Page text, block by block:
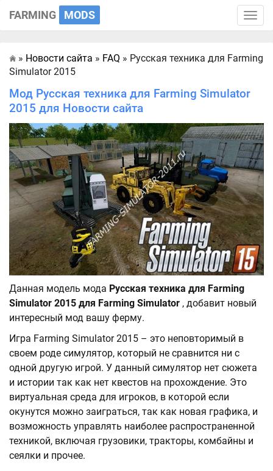
Toggle
FARMING MODS
Главная
» Новости сайта » FAQ » Русская техника для Farming
Simulator 2015
Мод Русская техника для Farming Simulator
2015 для Новости сайта
Данная модель мода Русская техника для Farming
Simulator 2015 для Farming Simulator , добавит новый
интересный мод вашу ферму.
Игра Farming Simulator 2015 – это неповторимый в
своем роде симулятор, который не сравнится ни с
одной другую игрой. У данный симулятор нет сюжета
и истории так как нет квестов на прохождение. Это
виртуальная среда для игроков, в которой если
окунутся можно заиграться, так как новая графика, и
возможность управлять наиболее распространенной
техникой, включая грузовики, тракторы, комбайны и
сеялки и прочее.